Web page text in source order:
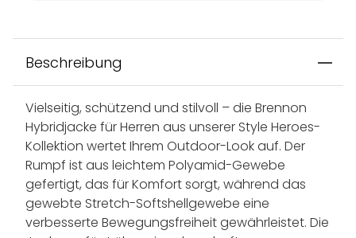
Beschreibung
Vielseitig, schützend und stilvoll – die Brennon
Hybridjacke für Herren aus unserer Style Heroes-
Kollektion wertet Ihrem Outdoor-Look auf. Der
Rumpf ist aus leichtem Polyamid-Gewebe
gefertigt, das für Komfort sorgt, während das
gewebte Stretch-Softshellgewebe eine
verbesserte Bewegungsfreiheit gewährleistet. Die